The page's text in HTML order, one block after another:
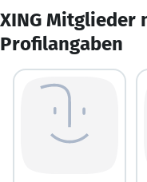
XING Mitglieder
Profilangaben